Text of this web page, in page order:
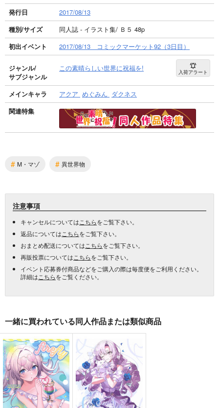
発行日
2017/08/13
種別/サイズ
同人誌 - イラスト集/ Ｂ５ 48p
初出イベント
2017/08/13 コミックマーケット92（3日目）
ジャンル/
サブジャンル
この素晴らしい世界に祝福を! 入荷アラート
メインキャラ アクア めぐみん ダクネス
関連特集
# M・マゾ # 異世界物
注意事項
キャンセルについては こちらをご覧下さい。
返品については こちらをご覧下さい。
おまとめ配送については こちらをご覧下さい。
再販投票については こちらをご覧下さい。
イベント応募券付商品などをご購入の際は毎度便をご利用ください。
詳細は こちらをご覧ください。
一緒に買われている同人作品または類似商品